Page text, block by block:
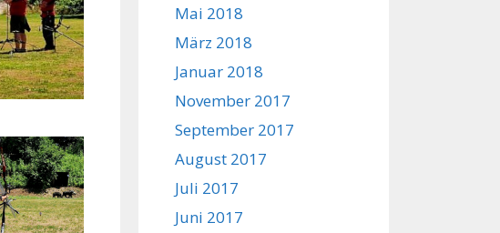
Mai 2018
März 2018
Januar 2018
November 2017
September 2017
August 2017
Juli 2017
Juni 2017